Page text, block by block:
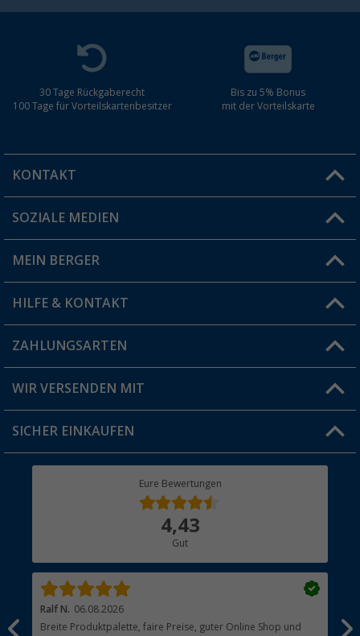
30 Tage Rückgaberecht
100 Tage für Vorteilskartenbesitzer
Bis zu 5% Bonus
mit der Vorteilskarte
KONTAKT
Du hast eine Frage?
Filiale finden
SOZIALE MEDIEN
MEIN BERGER
Vorteilskarte
Blog
Jobs & Karriere
HILFE & KONTAKT
FAQ & Kontakt
Versandinformationen
Rücksendung
ZAHLUNGSARTEN
WIR VERSENDEN MIT
SICHER EINKAUFEN
Eure Bewertungen
4,43
Gut
Ralf N. 06.08.2026
Breite Produktpalette, faire Preise, guter Online Shop und
?